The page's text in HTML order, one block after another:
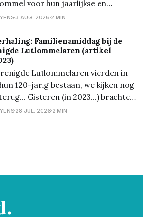
voor hun jaarlijkse en
traditionele uitstap naar de
knapperige croissants
de liefhebbers al een vloeibaar
– de welbekende 'glazen boterham'
de bende welgemoed de trein op
3 AUG. 2026 2 MIN
Familienamiddag bij de
Lutlommelaren (artikel
Lutlommelaren vierden in
120-jarig bestaan, we kijken nog
(in 2023...) brachten
foto's van de receptie op
28 JUL. 2026 2 MIN